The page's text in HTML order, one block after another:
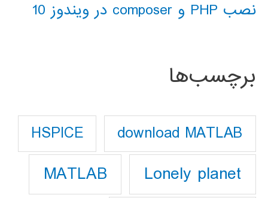
نصب PHP و composer در ویندوز 10
برچسب‌ها
download MATLAB
HSPICE
Lonely planet
MATLAB